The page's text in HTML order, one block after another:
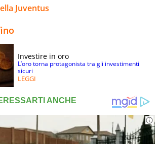
Juventus
Investire in oro
L’oro torna protagonista tra gli investimenti
sicuri
LEGGI